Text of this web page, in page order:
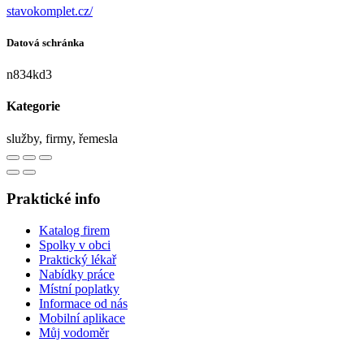
stavokomplet.cz/
Datová schránka
n834kd3
Kategorie
služby, firmy, řemesla
Praktické info
Katalog firem
Spolky v obci
Praktický lékař
Nabídky práce
Místní poplatky
Informace od nás
Mobilní aplikace
Můj vodoměr